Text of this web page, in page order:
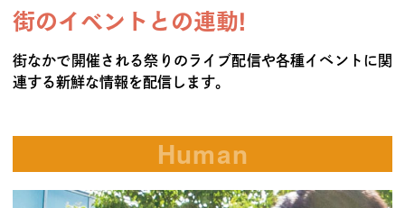
街のイベントとの連動!
街なかで開催される祭りのライブ配信や各種イベントに関
連する新鮮な情報を配信します。
Human